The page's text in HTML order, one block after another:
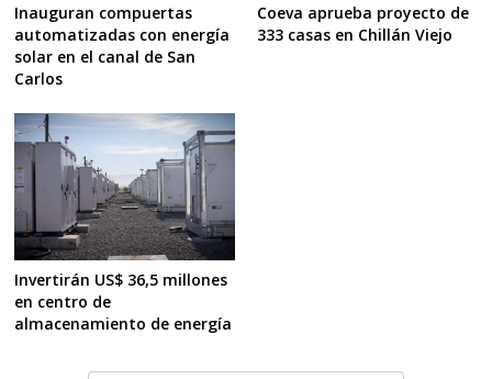
Inauguran compuertas
automatizadas con energía
solar en el canal de San
Carlos
Coeva aprueba proyecto de
333 casas en Chillán Viejo
Invertirán US$ 36,5 millones
en centro de
almacenamiento de energía